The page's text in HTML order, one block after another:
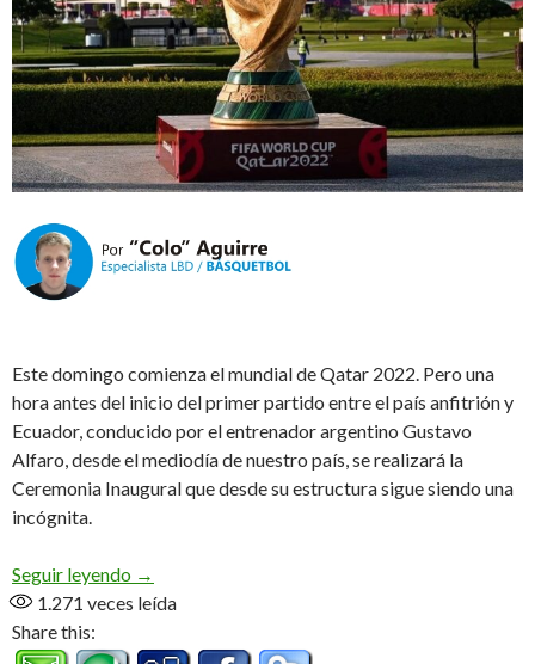
Este domingo comienza el mundial de Qatar 2022. Pero una
hora antes del inicio del primer partido entre el país anfitrión y
Ecuador, conducido por el entrenador argentino Gustavo
Alfaro, desde el mediodía de nuestro país, se realizará la
Ceremonia Inaugural que desde su estructura sigue siendo una
incógnita.
Seguir leyendo Arranca la cita mundialista
→
1.271 veces leída
Share this: